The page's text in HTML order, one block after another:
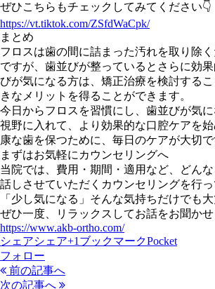
ぜひこちらもチェックしてみてください👇
https://vt.tiktok.com/ZSfdWaCpk/
まとめ
フロスは歯の間に詰まった汚れを取り除
ですが、歯並びが整っているとさらに効
びが気になる方は、矯正治療を検討する
きなメリットを得ることができます。
今日からフロスを習慣にし、歯並びが気
視野に入れて、より効果的な口腔ケアを
康な歯を保つために、毎日のケアが大切で
まずはお気軽にカウンセリングへ
当院では、費用・期間・適用など、どん
話しさせていただく カウンセリングを行
「少し気になる」そんな気持ちだけでも大
ぜひ一度、リラックスしてお話をお聞かせ
https://www.akb-ortho.com/
シェアシェア+1 ブックマークPocket
フォロー
前の記事へ
次の記事へ